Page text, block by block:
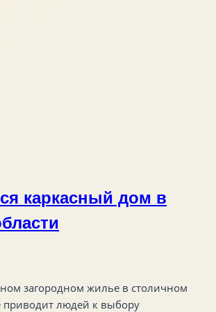
каркасный дом в
загородном жилье в столичном
приводит людей к выбору